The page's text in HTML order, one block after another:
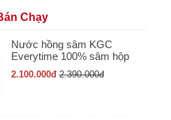
Chạy
Nước hồng sâm KGC
Everytime 100% sâm hộp
30 gói x 10ml
2.100.000đ 2.390.000đ